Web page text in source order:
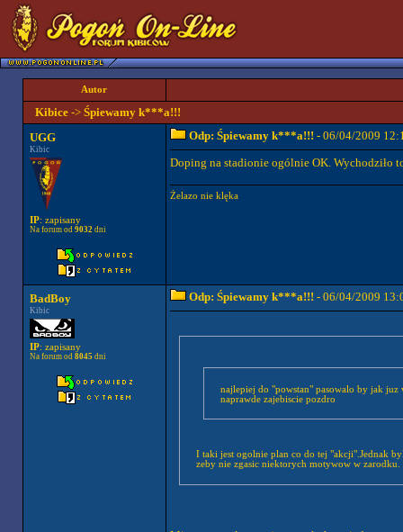
Autor
Kibice-> Śpiewamy k***a!!!
UGG
Kibic
IP: zapisany
Na forum od 9032dni
Odp: Śpiewamy k***a!!! - 06/04/2009
Doping na stadionie ogólnie OK. Wychodziło
Żelazo nie klęka
BadBoy
Kibic
IP: zapisany
Na forum od 8045 dni
Odp: Śpiewamy k***a!!! - 06/04/2009
najlepiej do "powstan" pasowalo by jak juz
naprawde zajebiscie pozdro
I taki jest ogolnie plan co do tej "akcji".Jednak
zeby nie zgasic niektorych motywow w zarodku.